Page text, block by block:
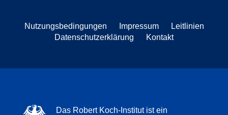
Nutzungsbedingungen Impressum
Leitlinien
Datenschutzerklärung
Kontakt
Das Robert Koch-Institut ist ein